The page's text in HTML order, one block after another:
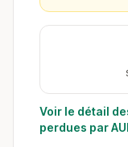
Voir le détail
perdues par